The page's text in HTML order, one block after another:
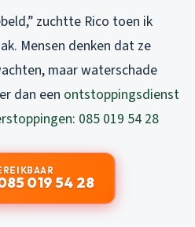
zuchtte Rico toen ik
Mensen denken dat ze
maar waterschade
dan een ontstoppingsdienst
085 019 54 28
019 54 28